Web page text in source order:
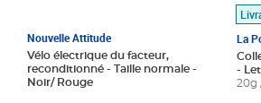
Nouvelle Attitude
Vélo électrique du facteur,
reconditionné - Taille normale -
Noir/ Rouge
La
-
20g